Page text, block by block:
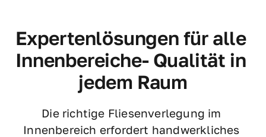
Expertenlösungen für alle
Innenbereiche- Qualität in
jedem Raum
Die richtige Fliesenverlegung im
Innenbereich erfordert handwerkliches